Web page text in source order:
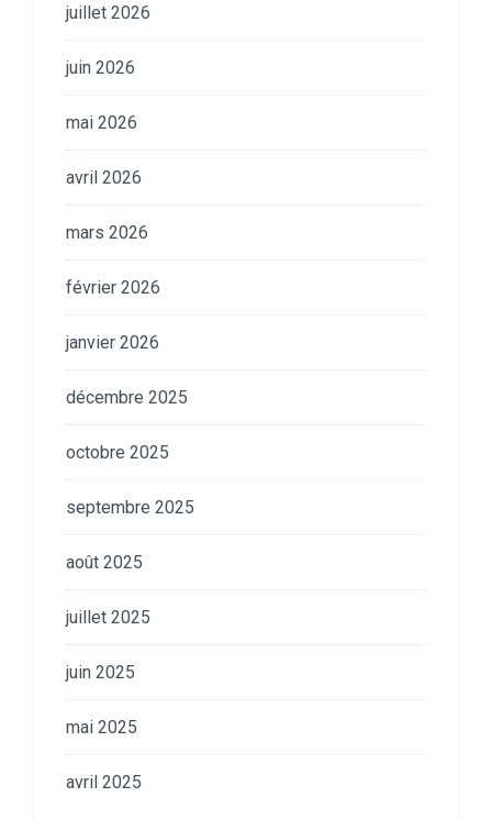
juillet 2026
juin 2026
mai 2026
avril 2026
mars 2026
février 2026
janvier 2026
décembre 2025
octobre 2025
septembre 2025
août 2025
juillet 2025
juin 2025
mai 2025
avril 2025